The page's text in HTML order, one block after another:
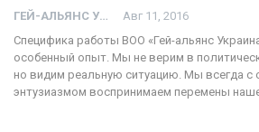
ГЕЙ-АЛЬЯНС УКРАИНА Авг 11, 2016
Специфика работы ВОО «Гей-альянс
особенный опыт. Мы не верим в
но видим реальную ситуацию. Мы всегда с
энтузиазмом воспринимаем перемены